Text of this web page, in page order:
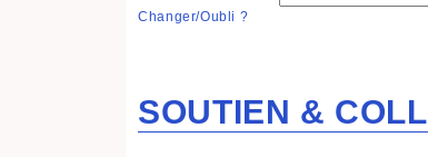
Changer/Oubli ?
SOUTIEN &